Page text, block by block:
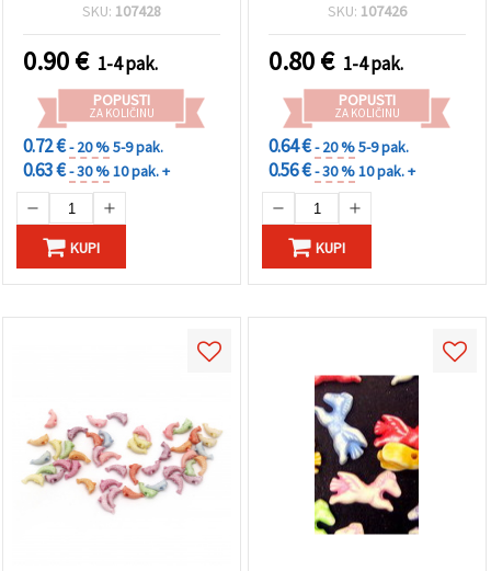
rupa 1 mm - 50 g (~125
SKU: 107428
0.90€ 1-4 pak.
POPUSTI
ZA KOLIČINU
0.72 €- 20 %5-9 pak.
0.63 €- 30 %10 pak. +
KUPI
mm, rupa: 1.5 mm, 50 g
SKU: 107426
0.80€ 1-4 pak.
POPUSTI
ZA KOLIČINU
0.64 €- 20 %5-9 pak.
0.56 €- 30 %10 pak. +
KUPI